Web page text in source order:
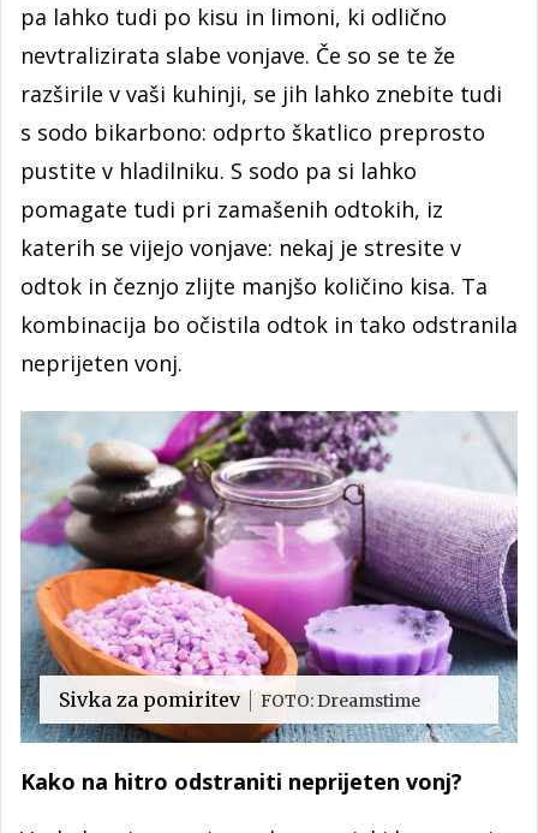
pa lahko tudi po kisu in limoni, ki odlično
nevtralizirata slabe vonjave. Če so se te že
razširile v vaši kuhinji, se jih lahko znebite tudi
s sodo bikarbono: odprto škatlico preprosto
pustite v hladilniku. S sodo pa si lahko
pomagate tudi pri zamašenih odtokih, iz
katerih se vijejo vonjave: nekaj je stresite v
odtok in čeznjo zlijte manjšo količino kisa. Ta
kombinacija bo očistila odtok in tako odstranila
neprijeten vonj.
Sivka za pomiritev FOTO: Dreamstime
Kako na hitro odstraniti neprijeten vonj?